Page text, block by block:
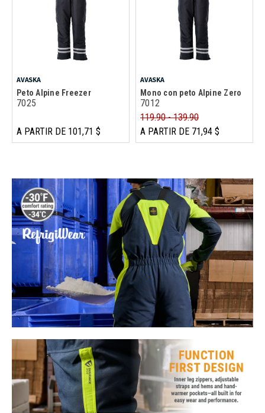
AVASKA
Peto Alpine Freezer
7025
A PARTIR DE 101,71 $
AVASKA
Mono con peto Alpine Zero
7012
119.90 - 139.90
A PARTIR DE 71,94 $